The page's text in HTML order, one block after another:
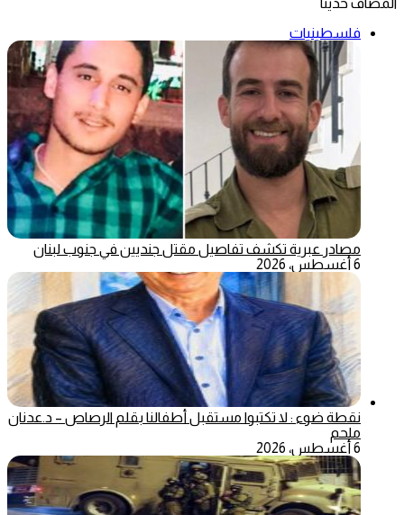
المضاف حديثاً
فلسطينيات
مصادر عبرية تكشف تفاصيل مقتل جنديين في جنوب لبنان
6 أغسطس، 2026
نقطة ضوء : لا تكتبوا مستقبل أطفالنا بقلم الرصاص – د.عدنان
ملحم
6 أغسطس، 2026